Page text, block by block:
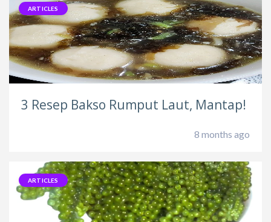
ARTICLES
3 Resep Bakso Rumput Laut, Mantap!
8 months ago
ARTICLES